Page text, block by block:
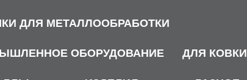
ДЛЯ МЕТАЛЛООБРАБОТКИ
ОБОРУДОВАНИЕ ДЛЯ КОВКИ